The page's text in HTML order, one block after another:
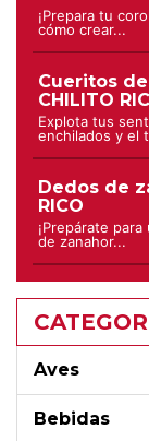
¡Prepara tu
cómo crear...
Cueritos
CHILITO
Explota tus
enchilados y el
Dedos de
RICO
¡Prepárate
de zanahor...
Aves
Bebidas